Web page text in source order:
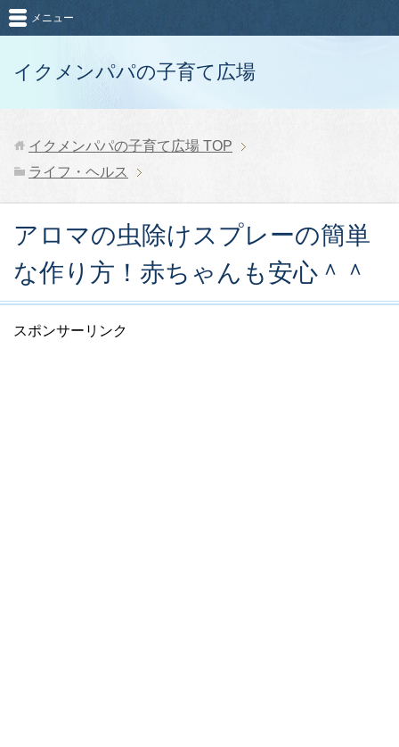
イクメンパパの子育て広場
メニュー
イクメンパパの子育て広場 TOP
ライフ・ヘルス
アロマの虫除けスプレーの簡単
な作り方！赤ちゃんも安心＾＾
スポンサーリンク